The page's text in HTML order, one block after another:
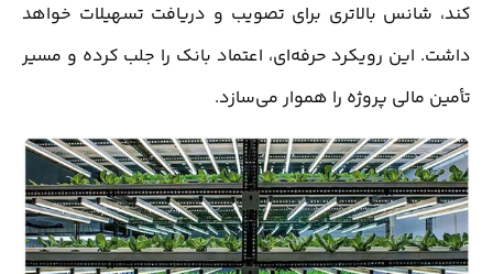
کند، شانس بالاتری برای تصویب و دریافت تسهیلات خواهد
داشت. این رویکرد حرفه‌ای، اعتماد بانک را جلب کرده و مسیر
تأمین مالی پروژه را هموار می‌سازد.